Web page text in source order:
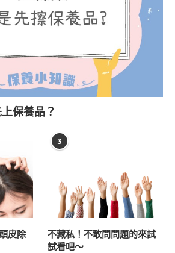
保養品？
皮除
3
不藏私！不敢問問題的來試
試看吧～